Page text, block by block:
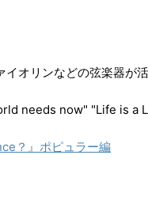
オリンなどの弦楽器が活
needs now" "Life is a
？』ポピュラー編